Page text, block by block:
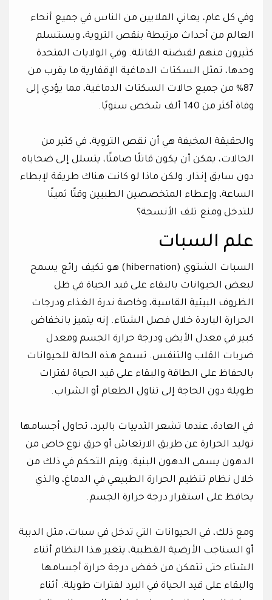
وفي كل عام، يعاني الملايين من الناس في جميع أنحاء
العالم من أحداث مرتبطة بنقص التروية، ويستسلم
كثيرون منهم لقبضته القاتلة. وفي الولايات المتحدة
وحدها، تمثل السكتات الدماغية الإقفارية ما يقرب من
87% من جميع حالات السكتات الدماغية، مما يؤدي إلى
وفاة أكثر من 140 ألف شخص سنويًا.
والحقيقة المخيفة هي أن نقص التروية، في كثير من
الحالات، يمكن أن يكون قاتلًا صامتًا، يتسلل إلى ضحاياه
دون سابق إنذار. ولكن ماذا لو كانت هناك طريقة لإبطاء
الساعة، وإعطاء المتخصصين الطبيين وقتًا ثمينًا
للتدخل ومنع تلف الأنسجة؟
علم السبات
السبات الشتوي (hibernation) هو تكيف رائع يسمح
لبعض الحيوانات بالبقاء على قيد الحياة في ظل
الظروف البيئية القاسية، وخاصة ندرة الغذاء ودرجات
الحرارة الباردة خلال فصل الشتاء. إنه يتميز بانخفاض
كبير في معدل الأيض ودرجة حرارة الجسم ومعدل
ضربات القلب والتنفس. تسمح هذه الحالة للحيوانات
بالحفاظ على الطاقة والبقاء على قيد الحياة لفترات
طويلة دون الحاجة إلى تناول الطعام أو الشراب.
في العادة، عندما تشعر الثدييات بالبرد، تحاول أجسامها
توليد الحرارة عن طريق الارتعاش أو حرق نوع خاص من
الدهون يسمى الدهون البنية. ويتم التحكم في ذلك من
خلال نظام تنظيم الحرارة الطبيعي في الدماغ، والذي
يحافظ على استقرار درجة حرارة الجسم.
ومع ذلك، في الحيوانات التي تدخل في سبات، مثل الدببة
أو السناجب الأرضية القطبية، يتغير هذا النظام أثناء
الشتاء حتى تتمكن من خفض درجة حرارة أجسامها
والبقاء على قيد الحياة في البرد لفترات طويلة. أثناء